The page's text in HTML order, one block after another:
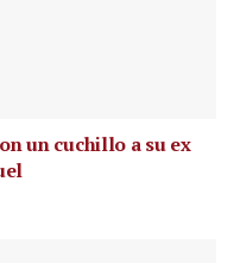
un cuchillo a su ex